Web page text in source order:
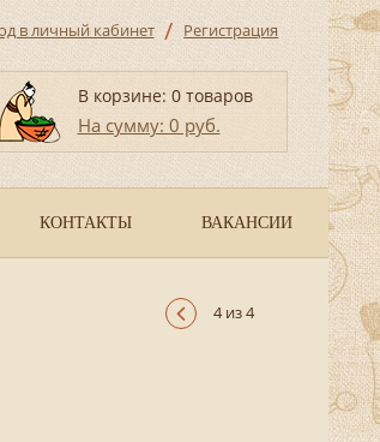
в личный кабинет / Регистрация
В корзине: 0 товаров
На сумму: 0 руб.
КОНТАКТЫ ВАКАНСИИ
4 из 4